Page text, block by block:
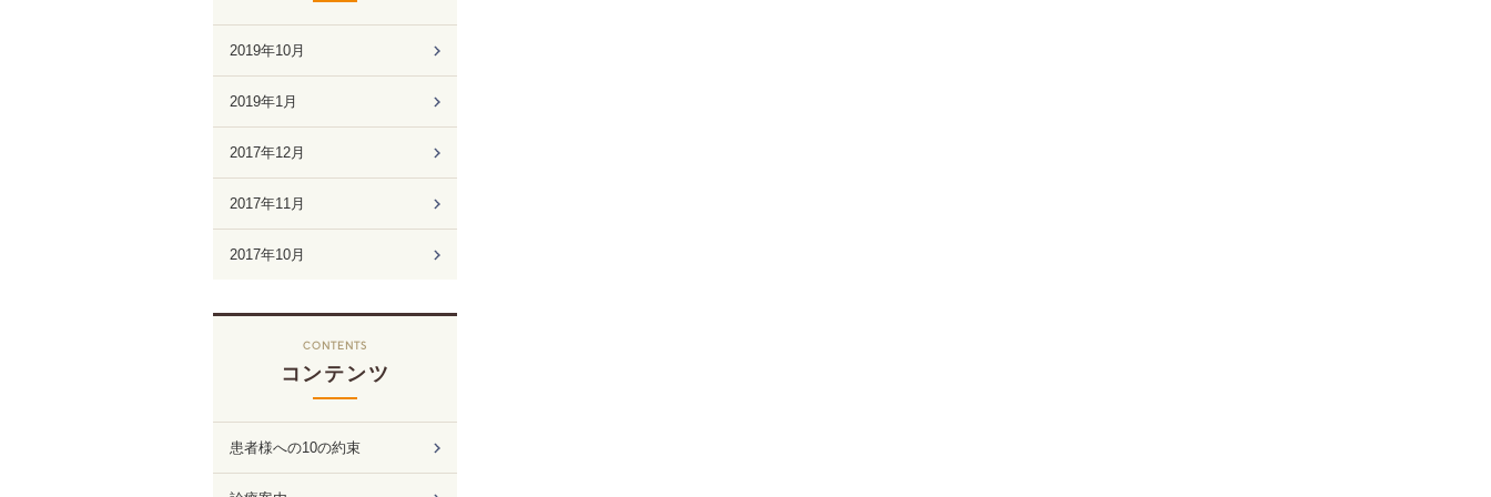
2019年10月
2019年1月
2017年12月
2017年11月
2017年10月
CONTENTS
コンテンツ
患者様への10の約束